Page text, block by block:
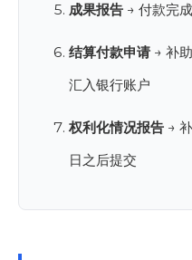
成果报告 → 付款完
结算付款申请 → 补
汇入银行账户
权利化情况报告 →
日之后提交